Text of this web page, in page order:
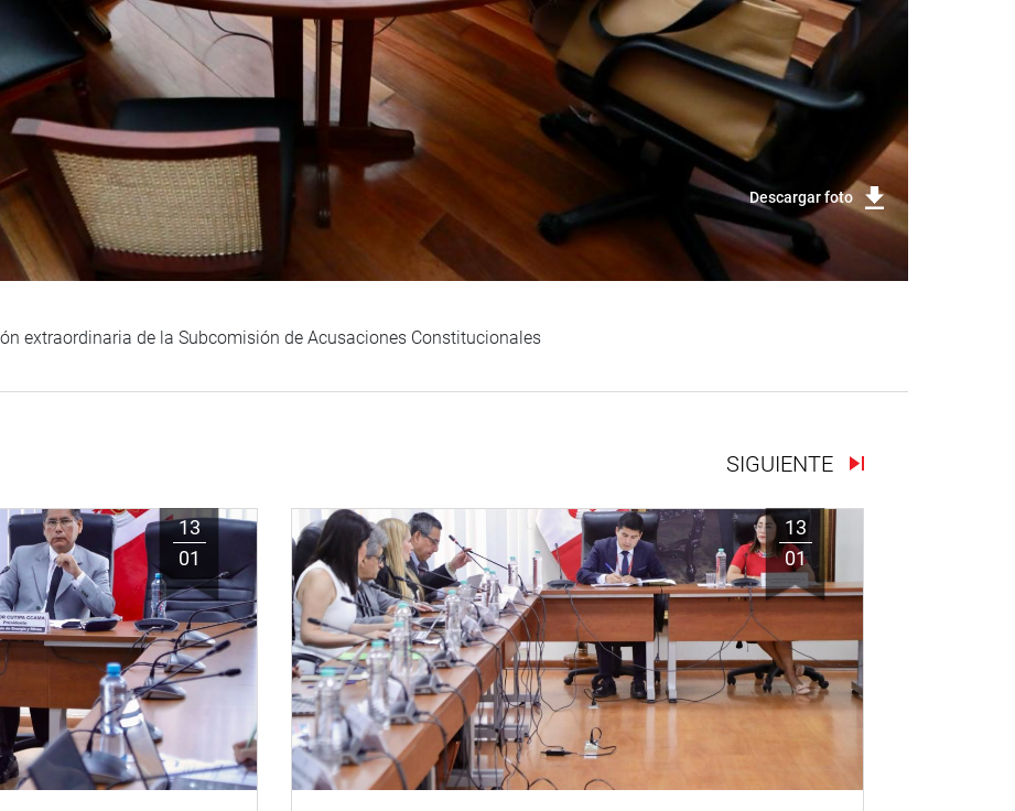
Descargar foto
extraordinaria de la Subcomisión de Acusaciones Constitucionales
SIGUIENTE
13
01
13
01